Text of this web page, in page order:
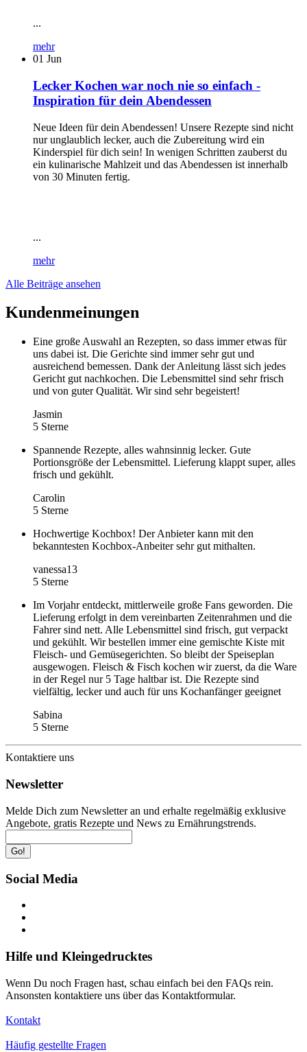
...
mehr
01 Jun
Lecker Kochen war noch nie so einfach -
Inspiration für dein Abendessen
Neue Ideen für dein Abendessen! Unsere Rezepte sind nicht
nur unglaublich lecker, auch die Zubereitung wird ein
Kinderspiel für dich sein! In wenigen Schritten zauberst du
ein kulinarische Mahlzeit und das Abendessen ist innerhalb
von 30 Minuten fertig.
...
mehr
Alle Beiträge ansehen
Kundenmeinungen
Eine große Auswahl an Rezepten, so dass immer etwas für
uns dabei ist. Die Gerichte sind immer sehr gut und
ausreichend bemessen. Dank der Anleitung lässt sich jedes
Gericht gut nachkochen. Die Lebensmittel sind sehr frisch
und von guter Qualität. Wir sind sehr begeistert!
Jasmin
5 Sterne
Spannende Rezepte, alles wahnsinnig lecker. Gute
Portionsgröße der Lebensmittel. Lieferung klappt super, alles
frisch und gekühlt.
Carolin
5 Sterne
Hochwertige Kochbox! Der Anbieter kann mit den
bekanntesten Kochbox-Anbeiter sehr gut mithalten.
vanessa13
5 Sterne
Im Vorjahr entdeckt, mittlerweile große Fans geworden. Die
Lieferung erfolgt in dem vereinbarten Zeitenrahmen und die
Fahrer sind nett. Alle Lebensmittel sind frisch, gut verpackt
und gekühlt. Wir bestellen immer eine gemischte Kiste mit
Fleisch- und Gemüsegerichten. So bleibt der Speiseplan
ausgewogen. Fleisch & Fisch kochen wir zuerst, da die Ware
in der Regel nur 5 Tage haltbar ist. Die Rezepte sind
vielfältig, lecker und auch für uns Kochanfänger geeignet
Sabina
5 Sterne
Kontaktiere uns
Newsletter
Melde Dich zum Newsletter an und erhalte regelmäßig exklusive
Angebote, gratis Rezepte und News zu Ernährungstrends.
Go!
Social Media
Hilfe und Kleingedrucktes
Wenn Du noch Fragen hast, schau einfach bei den FAQs rein.
Ansonsten kontaktiere uns über das Kontaktformular.
Kontakt
Häufig gestellte Fragen